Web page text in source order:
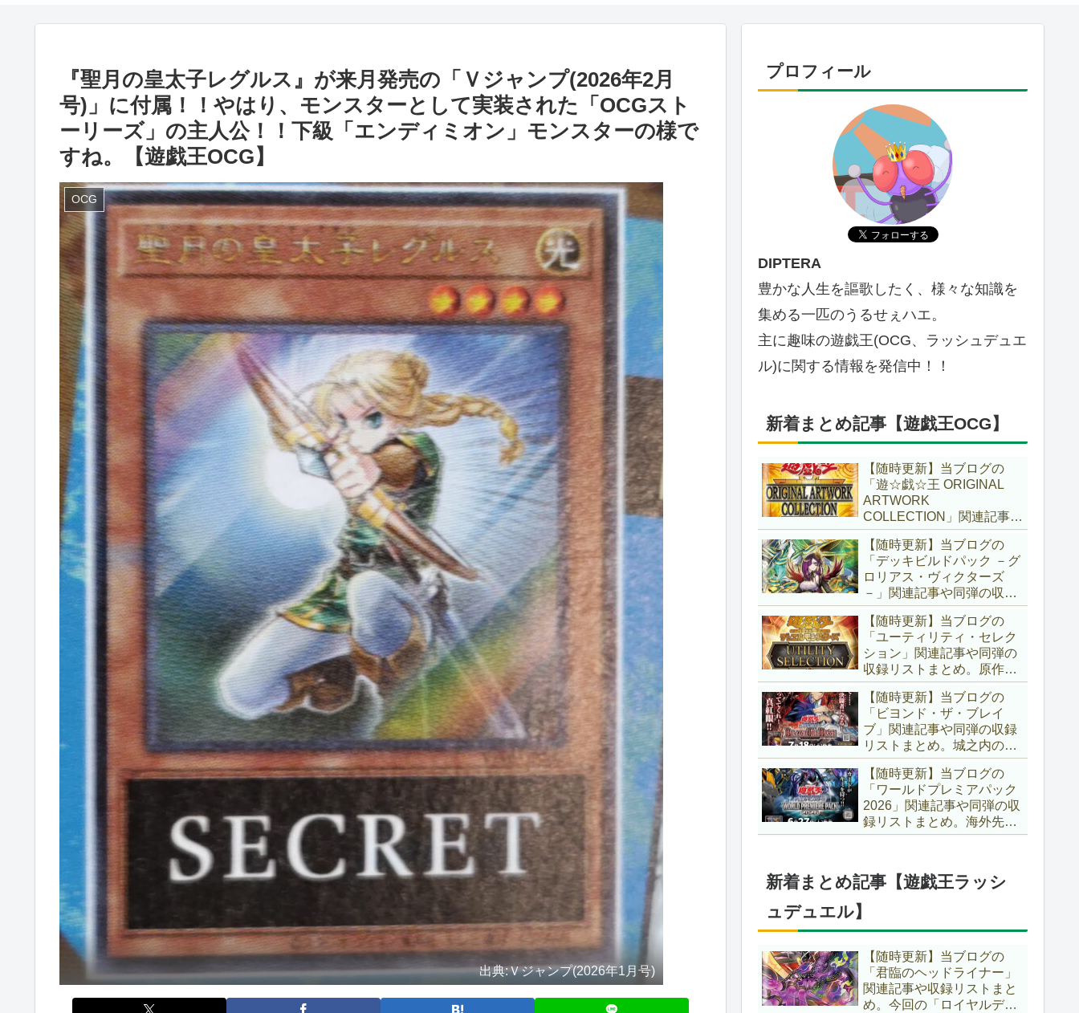
『聖月の皇太子レグルス』が来月発売の「Ｖジャンプ(2026年2月
号)」に付属！！やはり、モンスターとして実装された「OCGスト
ーリーズ」の主人公！！下級「エンディミオン」モンスターの様で
すね。【遊戯王OCG】
OCG
出典:Ｖジャンプ(2026年1月号)
プロフィール
DIPTERA
豊かな人生を謳歌したく、様々な知識を
集める一匹のうるせぇハエ。
主に趣味の遊戯王(OCG、ラッシュデュエ
ル)に関する情報を発信中！！
新着まとめ記事【遊戯王OCG】
【随時更新】当ブログの
「遊☆戯☆王 ORIGINAL
ARTWORK
COLLECTION」関連記事や
同弾の収録リストまとめ。
マンガスタイルとオーバー
フレームに焦点を当てた新
商品！！また、原作のモン
スターもリメイクされてい
ます！！【遊戯王OCG】
【随時更新】当ブログの
「デッキビルドパック －グ
ロリアス・ヴィクターズ
－」関連記事や同弾の収録
リストまとめ。効果を持た
ない古のモンスターを使役
する儀式テーマ「セネト」
に加え、「レイズ・ムー
ン」や「異解△」も登
場！！【遊戯王OCG】
【随時更新】当ブログの
「ユーティリティ・セレク
ション」関連記事や同弾の
収録リストまとめ。原作の
名シーンや懐かしの人気モ
ンスターをイメージした新
規カードが多数登場！！ま
た、「ドミナス」などの豪
華再録にも注目ですね～。
【遊戯王OCG】
【随時更新】当ブログの
「ビヨンド・ザ・ブレイ
ブ」関連記事や同弾の収録
リストまとめ。城之内のカ
ードたちが『時の黒魔術
師』関連となってリメイ
ク！！さらに、「Ｄ－ＨＥ
ＲＯ」の『幽獄の時計塔』
も待望のリメイクです！！
【随時更新】当ブログの
「ワールドプレミアパック
2026」関連記事や同弾の収
録リストまとめ。海外先行
カードが例年より早く来
ージした『リビングデッド
の呼び声』関連に注目が集
新着まとめ記事【遊戯王ラッシ
ュデュエル】
【随時更新】当ブログの
「君臨のヘッドライナー」
関連記事や収録リストまと
め。今回の「ロイヤルデモ